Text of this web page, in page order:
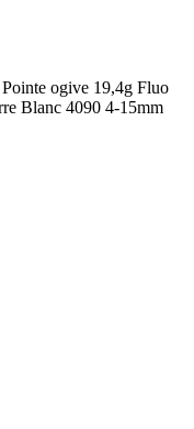
ogive 19,4g Fluo
Blanc 4090 4-15mm